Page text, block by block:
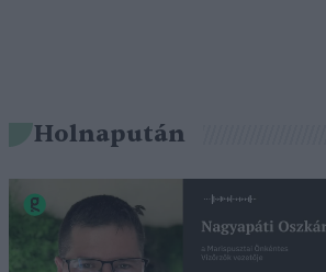
Holnapután